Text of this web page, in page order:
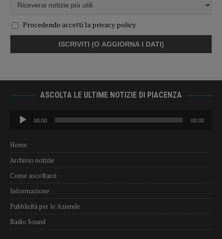
Procedendo accetti la privacy policy
ASCOLTA LE ULTIME NOTIZIE DI PIACENZA
Audio
Player
00:00 00:00
Home
Archivio notizie
Come ascoltarci
Informazione
Pubblicità per le Aziende
Radio Sound